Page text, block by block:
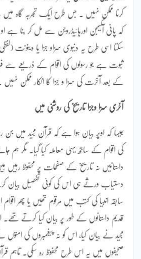
کرنا ممکن نہیں ۔ جس طرح ایک تجربہ گاہ میں
کہ پانی آکسیجن اورہائیڈروجن سے مل کر بنا ہے
سکتا اسی طرح یہ دنیوی سزاو جزا یا دینونت
ثبوت ہے جو رسولوں کی اقوام کے ذریعے سے
کے بعد آخرت کی سزا و جزا کا انکار ممکن نہیں ۔
آخری سزا وجزا تاریخ کی روشنی میں
جیسا کہ اوپر بیان ہوا ہے کہ قرآن مجید میں جن
کی اقوام کے ساتھ یہی معاملہ کیا گیا۔ مگر ہم
داستانیں نہ تاریخ کے صفحات پر محفوظ رہیں
دستیاب ورثے ہی اس کی کوئی تفصیل بیان
سابقہ انبیا کی کتب میں مرقوم تھیں یا پھر اقوام
قدیم داستانوں کے طور پر بیان کیا کرتے
مجید نے بیان کیا، اس کو نہ پیغمبروں کی امتوں
صحیفوں میں یہ اس طرح محفوظ رہ سکی۔ تاہم